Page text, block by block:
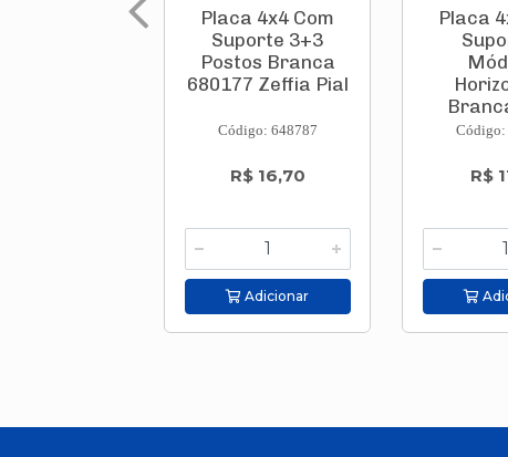
Placa 4x4 Com
Suporte 3+3
Postos Branca
680177 Zeffia Pial
Código: 648787
R$ 16,70
Adicionar
Placa
Código:
R$